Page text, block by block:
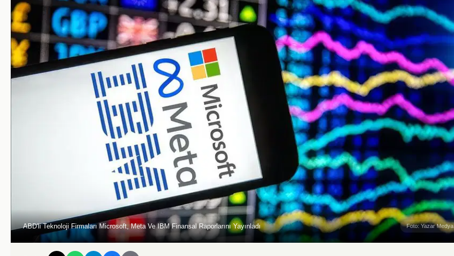
ABD'li Teknoloji Firmaları Microsoft, Meta Ve IBM Finansal Raporlarını Yayınladı Foto: Yazar Medya